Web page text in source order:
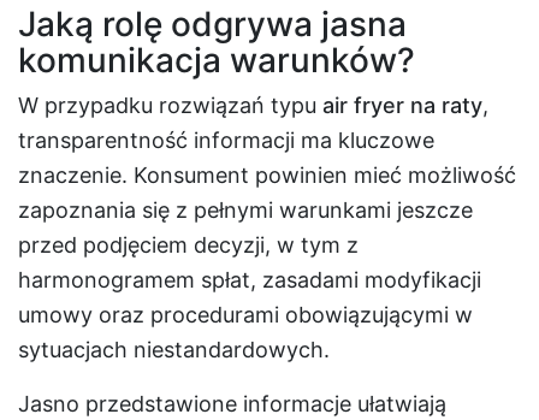
Jaką rolę odgrywa jasna
komunikacja warunków?
W przypadku rozwiązań typu air fryer na raty,
transparentność informacji ma kluczowe
znaczenie. Konsument powinien mieć możliwość
zapoznania się z pełnymi warunkami jeszcze
przed podjęciem decyzji, w tym z
harmonogramem spłat, zasadami modyfikacji
umowy oraz procedurami obowiązującymi w
sytuacjach niestandardowych.
Jasno przedstawione informacje ułatwiają